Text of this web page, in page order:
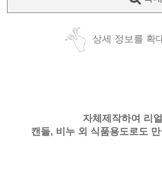
상세 정보를 확
자체제작하여 리
캔들, 비누 외 식품용도로도